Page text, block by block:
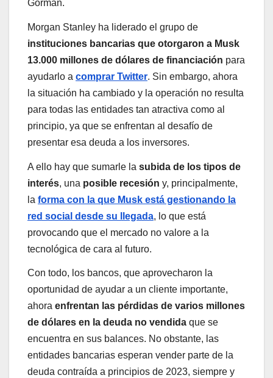
Gorman.
Morgan Stanley ha liderado el grupo de
instituciones bancarias que otorgaron a Musk
13.000 millones de dólares de financiación para
ayudarlo a comprar Twitter. Sin embargo, ahora
la situación ha cambiado y la operación no resulta
para todas las entidades tan atractiva como al
principio, ya que se enfrentan al desafío de
presentar esa deuda a los inversores.
A ello hay que sumarle la subida de los tipos de
interés, una posible recesión y, principalmente,
la forma con la que Musk está gestionando la
red social desde su llegada, lo que está
provocando que el mercado no valore a la
tecnológica de cara al futuro.
Con todo, los bancos, que aprovecharon la
oportunidad de ayudar a un cliente importante,
ahora enfrentan las pérdidas de varios millones
de dólares en la deuda no vendida que se
encuentra en sus balances. No obstante, las
entidades bancarias esperan vender parte de la
deuda contraída a principios de 2023, siempre y